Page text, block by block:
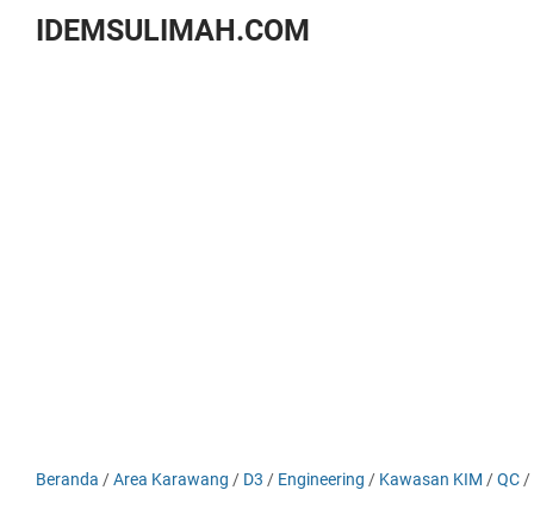
IDEMSULIMAH.COM
Beranda /Area Karawang / D3 / Engineering / Kawasan KIM /QC /